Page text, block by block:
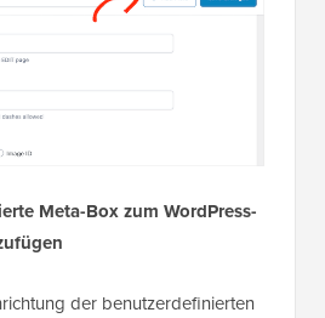
Meta-Box zum WordPress-
der benutzerdefinierten